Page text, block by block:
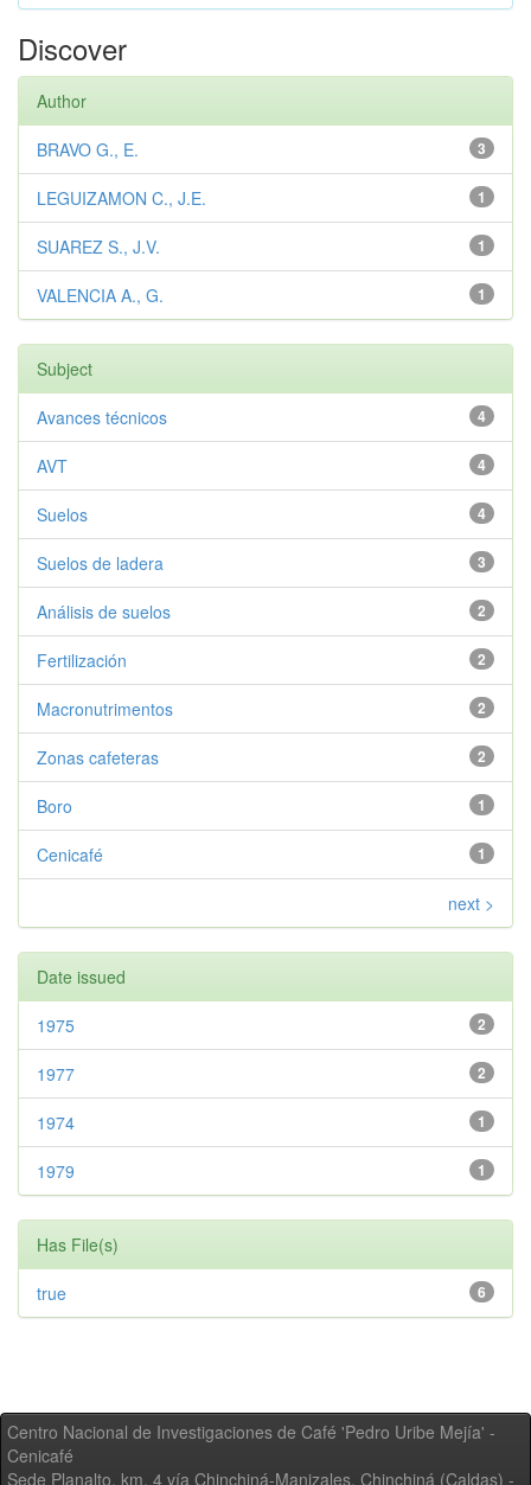
Discover
Author
3
BRAVO G., E.
1
LEGUIZAMON C., J.E.
1
SUAREZ S., J.V.
1
VALENCIA A., G.
Subject
4
Avances técnicos
4
AVT
4
Suelos
3
Suelos de ladera
2
Análisis de suelos
2
Fertilización
2
Macronutrimentos
2
Zonas cafeteras
1
Boro
1
Cenicafé
next >
Date issued
2
1975
2
1977
1
1974
1
1979
Has File(s)
6
true
Centro Nacional de Investigaciones de Café 'Pedro Uribe Mejía' -
Cenicafé
Sede Planalto, km. 4 vía Chinchiná-Manizales. Chinchiná (Caldas) -